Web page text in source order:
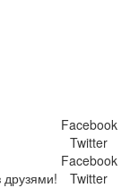
друзями!
Facebook
Twitter
Facebook
Twitter